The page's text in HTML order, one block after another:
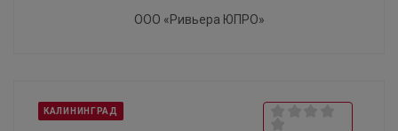
ООО «Ривьера ЮПРО»
КАЛИНИНГРАД